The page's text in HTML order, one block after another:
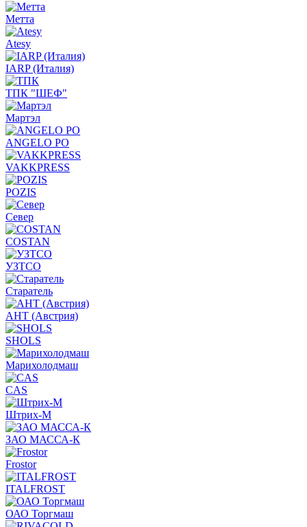
Метта
Atesy
IARP (Италия)
ТПК "ШЕФ"
Мартэл
ANGELO PO
VAKKPRESS
POZIS
Север
COSTAN
УЗТСО
Старатель
АНТ (Австрия)
SHOLS
Марихолодмаш
CAS
Штрих-М
ЗАО МАССА-К
Frostor
ITALFROST
ОАО Торгмаш